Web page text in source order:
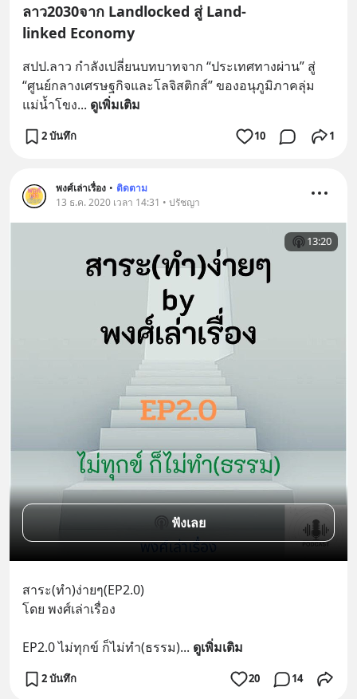
ลาว2030จาก Landlocked สู่ Land-
linked Economy
สปป.ลาว กำลังเปลี่ยนบทบาทจาก “ประเทศทางผ่าน” สู่
“ศูนย์กลางเศรษฐกิจและโลจิสติกส์” ของอนุภูมิภาคลุ่ม
แม่น้ำโขง... ดูเพิ่มเติม
2 บันทึก 10 1
พงศ์เล่าเรื่อง • ติดตาม
13 ธ.ค. 2020 เวลา 14:31 • ปรัชญา
13:20
ฟังเลย
สาระ(ทำ)ง่ายๆ(EP2.0)
โดย พงศ์เล่าเรื่อง
EP2.0 ไม่ทุกข์ ก็ไม่ทำ(ธรรม)... ดูเพิ่มเติม
2 บันทึก 20 14